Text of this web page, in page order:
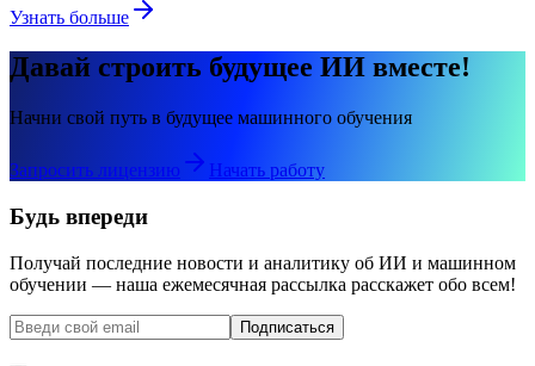
Узнать больше
Давай строить будущее ИИ вместе!
Начни свой путь в будущее машинного обучения
Запросить лицензию Начать работу
Будь впереди
Получай последние новости и аналитику об ИИ и машинном
обучении — наша ежемесячная рассылка расскажет обо всем!
Подписаться